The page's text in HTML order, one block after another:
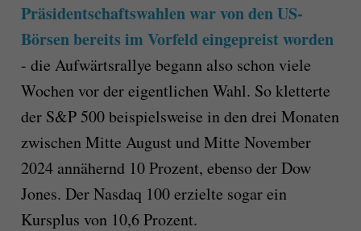
Präsidentschaftswahlen war von den US-
Börsen bereits im Vorfeld eingepreist worden
- die Aufwärtsrallye begann also schon viele
Wochen vor der eigentlichen Wahl. So kletterte
der S&P 500 beispielsweise in den drei Monaten
zwischen Mitte August und Mitte November
2024 annähernd 10 Prozent, ebenso der Dow
Jones. Der Nasdaq 100 erzielte sogar ein
Kursplus von 10,6 Prozent.